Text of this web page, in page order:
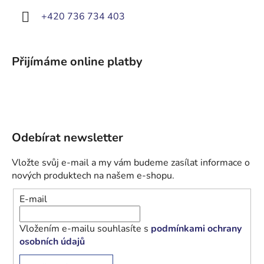
+420 736 734 403
Přijímáme online platby
Odebírat newsletter
Vložte svůj e-mail a my vám budeme zasílat informace o
nových produktech na našem e-shopu.
E-mail
Vložením e-mailu souhlasíte s podmínkami ochrany
osobních údajů